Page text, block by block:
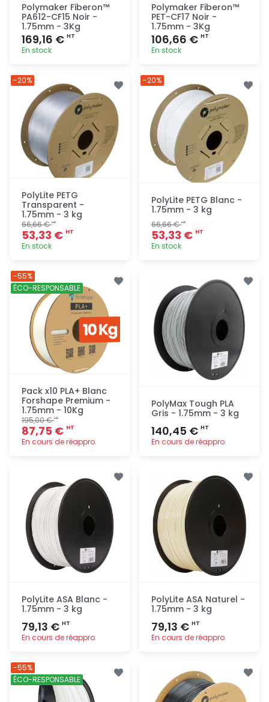
Polymaker Fiberon™
PA612-CF15 Noir -
1.75mm - 3Kg
169,16 € HT
En stock
rapide
Polymaker Fiberon™
PET-CF17 Noir -
1.75mm - 3Kg
106,66 € HT
En stock
rapide
PolyLite PETG
Transparent -
1.75mm - 3 kg
66,66 €HT
53,33 € HT
En stock
rapide
-20%
PolyLite PETG Blanc -
1.75mm - 3 kg
66,66 €HT
53,33 € HT
En stock
rapide
-20%
Pack x10 PLA+ Blanc
Forshape Premium -
1.75mm - 10Kg
195,00 €HT
87,75 € HT
En cours de réappro.
rapide
-55%
ÉCO-RESPONSABLE
PolyMax Tough PLA
Gris - 1.75mm - 3 kg
140,45 € HT
En cours de réappro.
rapide
PolyLite ASA Blanc -
1.75mm - 3 kg
79,13 € HT
En cours de réappro.
rapide
PolyLite ASA Naturel -
1.75mm - 3 kg
79,13 € HT
En cours de réappro.
rapide
-55%
ÉCO-RESPONSABLE